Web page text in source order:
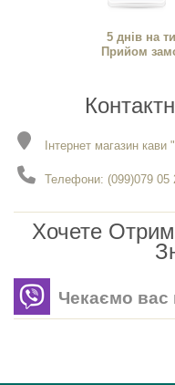
5 днів на
Прийом
Інтернет магазин
Телефони: (099)079 05
Хочете
Чекаємо вас